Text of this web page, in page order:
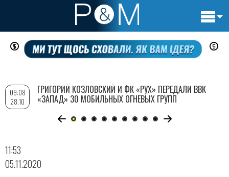
Перейти
содержанию
11:53
05.11.2020
09:08
28.10
ГРИГОРИЙ КОЗЛОВСКИЙ И ФК «РУХ» ПЕРЕДАЛИ ВВК
«ЗАПАД» 30 МОБИЛЬНЫХ ОГНЕВЫХ ГРУПП